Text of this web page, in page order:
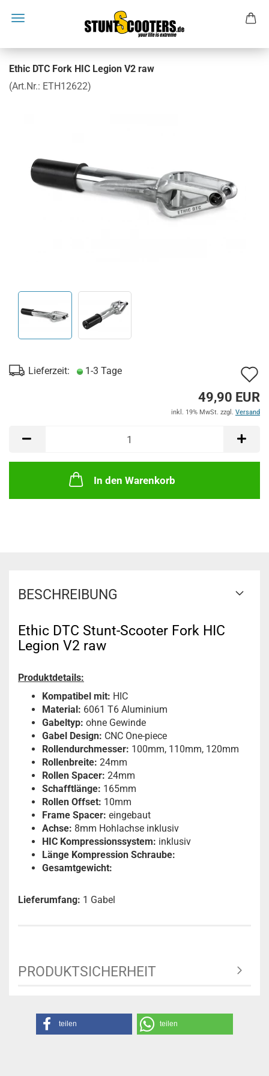
Ethic DTC Fork HIC Legion V2 raw
(Art.Nr.: ETH12622)
Lieferzeit: 1-3 Tage
49,90 EUR
inkl. 19% MwSt. zzgl. Versand
In den Warenkorb
BESCHREIBUNG
Ethic DTC Stunt-Scooter Fork HIC
Legion V2 raw
Produktdetails:
Kompatibel mit: HIC
Material: 6061 T6 Aluminium
Gabeltyp: ohne Gewinde
Gabel Design: CNC One-piece
Rollendurchmesser: 100mm, 110mm, 120mm
Rollenbreite: 24mm
Rollen Spacer: 24mm
Schafftlänge: 165mm
Rollen Offset: 10mm
Frame Spacer: eingebaut
Achse: 8mm Hohlachse inklusiv
HIC Kompressionssystem: inklusiv
Länge Kompression Schraube:
Gesamtgewicht:
Lieferumfang: 1 Gabel
PRODUKTSICHERHEIT
teilen teilen